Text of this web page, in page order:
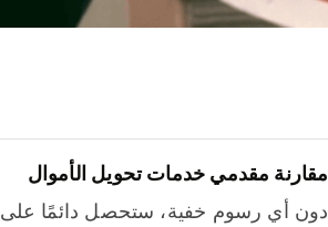
مقارنة مقدمي خدمات تحويل الأموال
دون أي رسوم خفية، ستحصل دائمًا على